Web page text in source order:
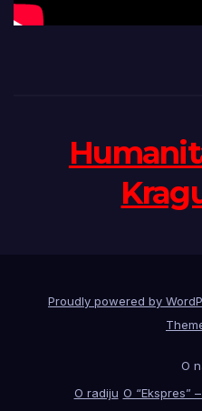
Proudly powered by
O
O radiju O “Ekspres”